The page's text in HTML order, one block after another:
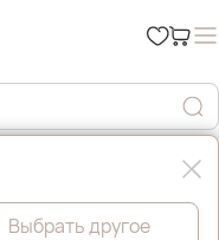
Выбрать другое